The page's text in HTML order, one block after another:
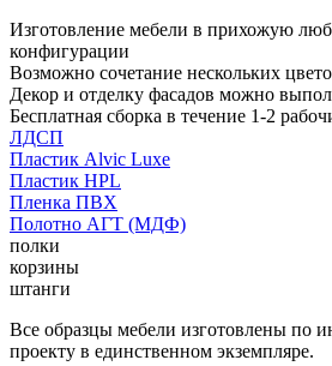
Изготовление мебели в прихожую
конфигурации
Возможно сочетание нескольких
Декор и отделку фасадов можно
Бесплатная сборка в течение 1-2
ЛДСП
Пластик Alvic Luxe
Пластик HPL
Пленка ПВХ
Полотно АГТ (МДФ)
полки
корзины
штанги
Все образцы мебели изготовлены по
проекту в единственном экземпляре.